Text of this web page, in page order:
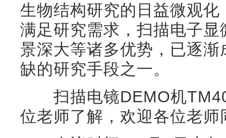
生物结构研究的日益微观
满足研究需求，扫描电子
景深大等诸多优势，已逐
缺的研究手段之一。
扫描电镜DEMO机
位老师了解，欢迎各位老